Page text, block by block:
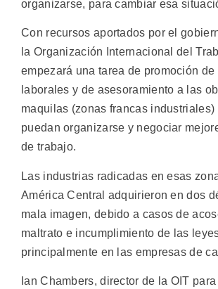
organizarse, para cambiar esa
Con recursos aportados por el
la Organización Internacional del
empezará una tarea de promoción
laborales y de asesoramiento a las
maquilas (zonas francas industriales)
puedan organizarse y negociar
de trabajo.
Las industrias radicadas en esas
América Central adquirieron en dos
mala imagen, debido a casos de
maltrato e incumplimiento de las
principalmente en las empresas de
Ian Chambers, director de la OIT